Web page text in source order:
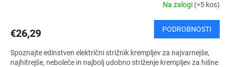
Na zalogi (>5 kos)
€26,29 PODROBNOSTI
Spoznajte edinstven električni strižnik krempljev za najvarnejše,
najhitrejše, neboleče in najbolj udobno striženje krempljev za hišne